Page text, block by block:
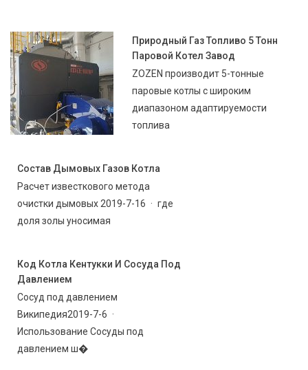
Природный Газ Топливо 5 Тонн
Паровой Котел Завод
ZOZEN производит 5-тонные
паровые котлы с широким
диапазоном адаптируемости
топлива
Состав Дымовых Газов Котла
Расчет известкового метода
очистки дымовых 2019-7-16 · где
доля золы уносимая
Код Котла Кентукки И Сосуда Под
Давлением
Сосуд под давлением
Википедия2019-7-6 ·
Использование Сосуды под
давлением ш�